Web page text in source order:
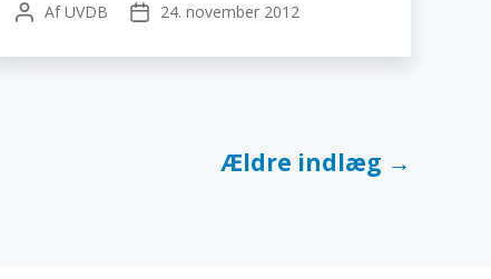
Indlægsforfatter
AfUVDB Indlægsdato
24. november 2012
Ældre indlæg →